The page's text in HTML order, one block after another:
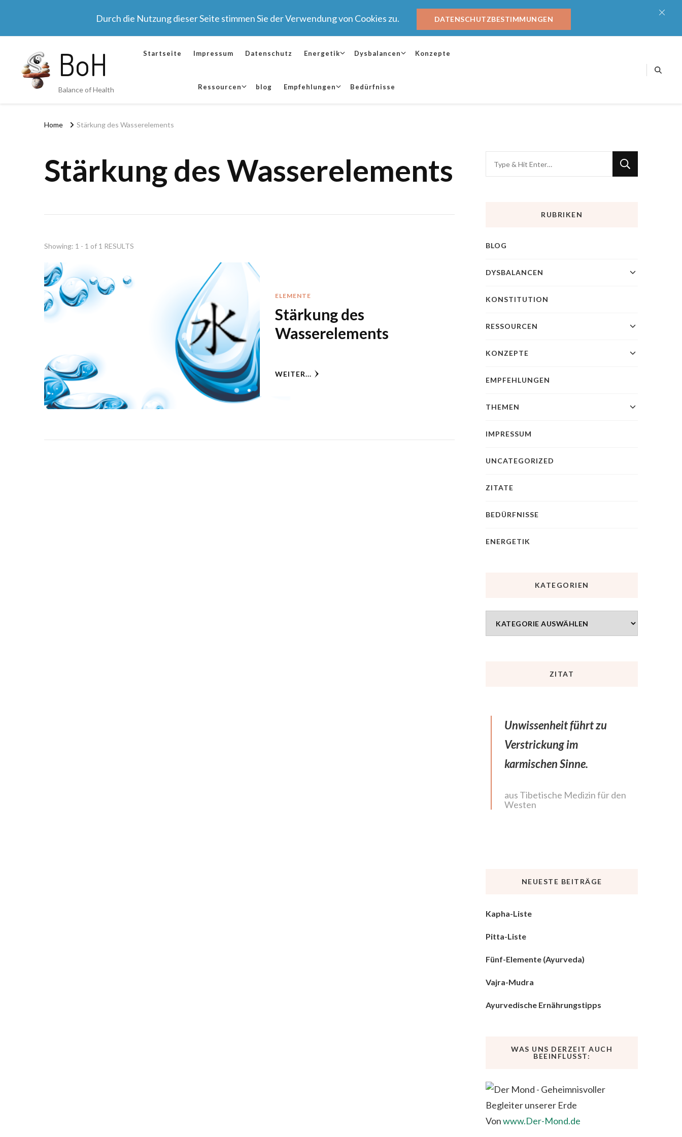
Durch die Nutzung dieser Seite stimmen Sie der Verwendung von Cookies zu. DATENSCHUTZBESTIMMUNGEN
BoH
Balance of Health
Startseite Impressum Datenschutz Energetik Dysbalancen Konzepte
Ressourcen blog Empfehlungen Bedürfnisse
Home Stärkung des Wasserelements
Stärkung des Wasserelements
Showing: 1 - 1 of 1 RESULTS
ELEMENTE
Stärkung des
Wasserelements
WEITER...
RUBRIKEN
BLOG
DYSBALANCEN
KONSTITUTION
RESSOURCEN
KONZEPTE
EMPFEHLUNGEN
THEMEN
IMPRESSUM
UNCATEGORIZED
ZITATE
BEDÜRFNISSE
ENERGETIK
KATEGORIEN
ZITAT
Unwissenheit führt zu
Verstrickung im
karmischen Sinne.
aus Tibetische Medizin für den
Westen
NEUESTE BEITRÄGE
Kapha-Liste
Pitta-Liste
Fünf-Elemente (Ayurveda)
Vajra-Mudra
Ayurvedische Ernährungstipps
WAS UNS DERZEIT AUCH
BEEINFLUSST:
Vonwww.Der-Mond.de